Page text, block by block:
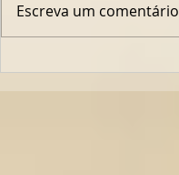
Escreva um comentário